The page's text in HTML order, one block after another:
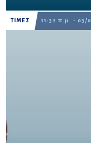
ΤΙΜΕΣ 11:32 π.μ. - 03/